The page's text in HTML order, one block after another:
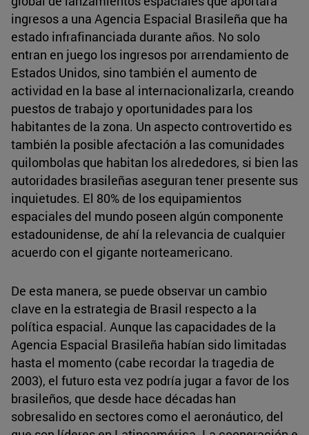
ingresos a una Agencia Espacial Brasileña que ha
estado infrafinanciada durante años. No solo
entran en juego los ingresos por arrendamiento de
Estados Unidos, sino también el aumento de
actividad en la base al internacionalizarla, creando
puestos de trabajo y oportunidades para los
habitantes de la zona. Un aspecto controvertido es
también la posible afectación a las comunidades
quilombolas que habitan los alrededores, si bien las
autoridades brasileñas aseguran tener presente sus
inquietudes. El 80% de los equipamientos
espaciales del mundo poseen algún componente
estadounidense, de ahí la relevancia de cualquier
acuerdo con el gigante norteamericano.
De esta manera, se puede observar un cambio
clave en la estrategia de Brasil respecto a la
política espacial. Aunque las capacidades de la
Agencia Espacial Brasileña habían sido limitadas
hasta el momento (cabe recordar la tragedia de
2003), el futuro esta vez podría jugar a favor de los
brasileños, que desde hace décadas han
sobresalido en sectores como el aeronáutico, del